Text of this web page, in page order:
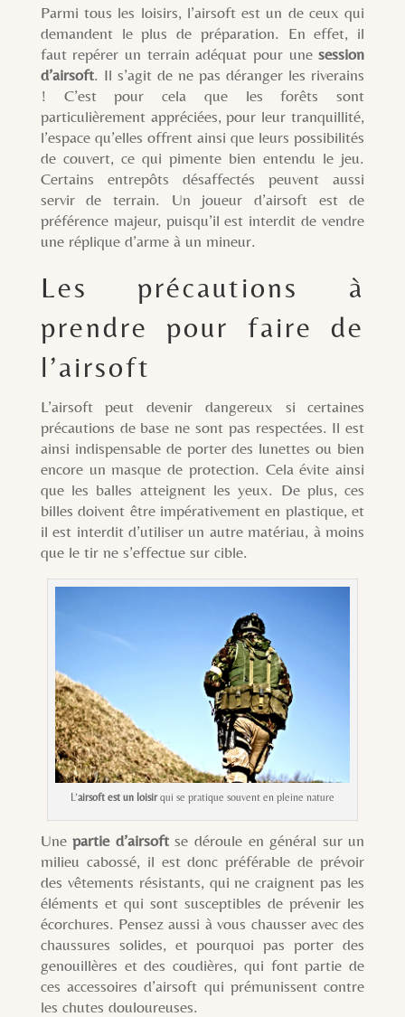
Parmi tous les loisirs, l’airsoft est un de ceux qui
demandent le plus de préparation. En effet, il
faut repérer un terrain adéquat pour unesession
d’airsoft. Il s’agit de ne pas déranger les riverains
! C’est pour cela que les forêts sont
particulièrement appréciées, pour leur tranquillité,
l’espace qu’elles offrent ainsi que leurs possibilités
de couvert, ce qui pimente bien entendu le jeu.
Certains entrepôts désaffectés peuvent aussi
servir de terrain. Un joueur d’airsoft est de
préférence majeur, puisqu’il est interdit de vendre
une réplique d’arme à un mineur.
Les précautions à
prendre pour faire de
l’airsoft
L’airsoft peut devenir dangereux si certaines
précautions de base ne sont pas respectées. Il est
ainsi indispensable de porter des lunettes ou bien
encore un masque de protection. Cela évite ainsi
que les balles atteignent les yeux. De plus, ces
billes doivent être impérativement en plastique, et
il est interdit d’utiliser un autre matériau, à moins
que le tir ne s’effectue sur cible.
L’airsoft est un loisirqui se pratique souvent en pleine nature
Unepartie d’airsoftse déroule en général sur un
milieu cabossé, il est donc préférable de prévoir
des vêtements résistants, qui ne craignent pas les
éléments et qui sont susceptibles de prévenir les
écorchures. Pensez aussi à vous chausser avec des
chaussures solides, et pourquoi pas porter des
genouillères et des coudières, qui font partie de
ces accessoires d’airsoft qui prémunissent contre
les chutes douloureuses.